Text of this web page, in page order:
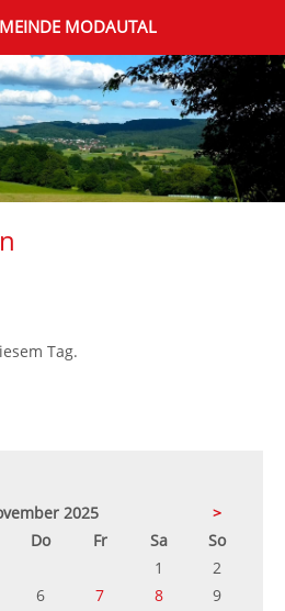
MODAUTAL
Tag.
2025
>
Donnerstag
Freitag SamstagSonntag
1
2
6 7 8
9